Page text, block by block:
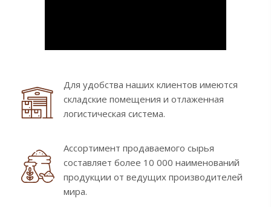
Для удобства наших клиентов имеются
складские помещения и отлаженная
логистическая система.
Ассортимент продаваемого сырья
составляет более 10 000 наименований
продукции от ведущих производителей
мира.